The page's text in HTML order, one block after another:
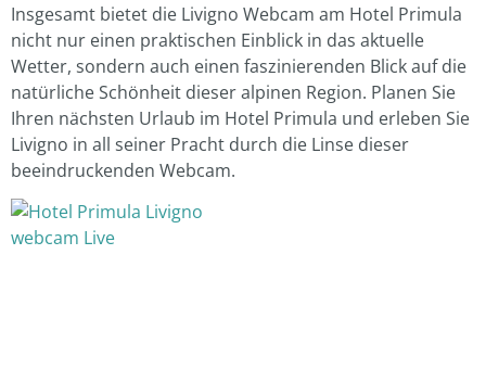
Insgesamt bietet die Livigno Webcam am Hotel Primula
nicht nur einen praktischen Einblick in das aktuelle
Wetter, sondern auch einen faszinierenden Blick auf die
natürliche Schönheit dieser alpinen Region. Planen Sie
Ihren nächsten Urlaub im Hotel Primula und erleben Sie
Livigno in all seiner Pracht durch die Linse dieser
beeindruckenden Webcam.